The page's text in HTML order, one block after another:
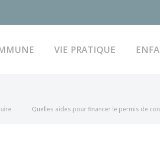
VIE PRATIQUE
Quelles aides pour financer le permis de